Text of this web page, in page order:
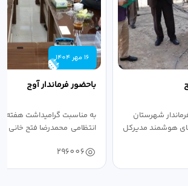
شهرستان
هوشمند مدیرکل
16 مهر 1404
باحضور فرماندار آوج
به مناسبت گرامیداشت هفته
انتظامی محمدرضا فتح خانی
296006